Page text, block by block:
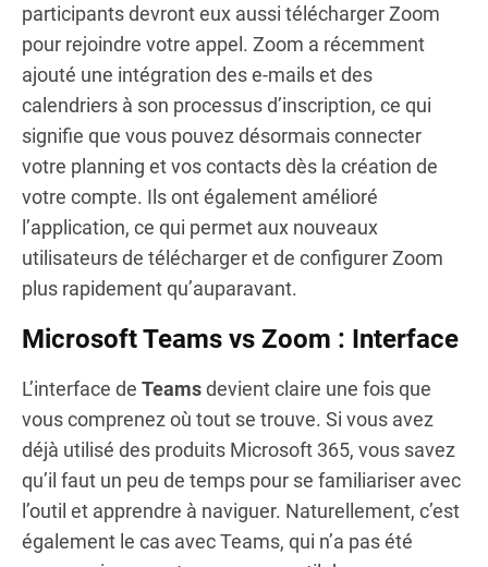
participants devront eux aussi télécharger Zoom
pour rejoindre votre appel. Zoom a récemment
ajouté une intégration des e-mails et des
calendriers à son processus d’inscription, ce qui
signifie que vous pouvez désormais connecter
votre planning et vos contacts dès la création de
votre compte. Ils ont également amélioré
l’application, ce qui permet aux nouveaux
utilisateurs de télécharger et de configurer Zoom
plus rapidement qu’auparavant.
Microsoft Teams vs Zoom : Interface
L’interface de Teamsdevient claire une fois que
vous comprenez où tout se trouve. Si vous avez
déjà utilisé des produits Microsoft 365, vous savez
qu’il faut un peu de temps pour se familiariser avec
l’outil et apprendre à naviguer. Naturellement, c’est
également le cas avec Teams, qui n’a pas été